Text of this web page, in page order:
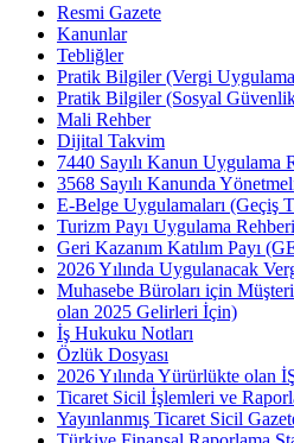
Resmi Gazete
Kanunlar
Tebliğler
Pratik Bilgiler (Vergi
Pratik Bilgiler (Sosyal
Mali Rehber
Dijital Takvim
7440 Sayılı Kanun Uygulama
3568 Sayılı Kanunda
E-Belge Uygulamaları (Geçiş
Turizm Payı Uygulama Rehberi
Geri Kazanım Katılım Payı
2026 Yılında Uygulanacak
Muhasebe Büroları için
olan 2025 Gelirleri İçin)
İş Hukuku Notları
Özlük Dosyası
2026 Yılında Yürürlükte olan
Ticaret Sicil İşlemleri ve
Yayınlanmış Ticaret Sicil